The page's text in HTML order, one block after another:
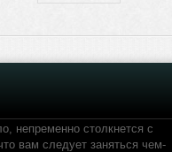
непременно столкнется с
вам следует заняться чем-